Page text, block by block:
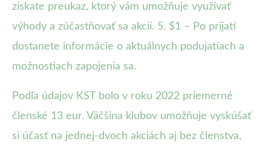
získate preukaz, ktorý vám umožňuje využívať
výhody a zúčastňovať sa akcií. 5. $1 – Po prijatí
dostanete informácie o aktuálnych podujatiach a
možnostiach zapojenia sa.
Podľa údajov KST bolo v roku 2022 priemerné
členské 13 eur. Väčšina klubov umožňuje vyskúšať
si účasť na jednej-dvoch akciách aj bez členstva,